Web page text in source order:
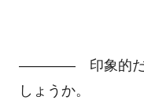
―――― 印象的だ
しょうか。